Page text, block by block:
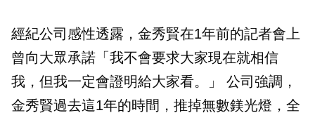
經紀公司感性透露，金秀賢在1年前的記者會上
曾向大眾承諾「我不會要求大家現在就相信
我，但我一定會證明給大家看。」 公司強調，
金秀賢過去這1年的時間，推掉無數鎂光燈，全